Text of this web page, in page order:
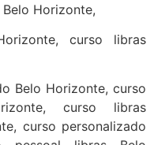
Horizonte,
curso libras
Belo Horizonte, curso
curso libras
curso personalizado